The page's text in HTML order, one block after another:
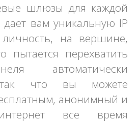
шлюзы для каждой
дает вам уникальную IP
на вершине,
пытается перехватить
автоматически
так что вы можете
анонимный и
все время